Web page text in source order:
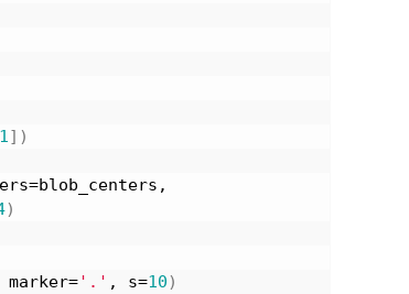
])
)
'.' , s=10)